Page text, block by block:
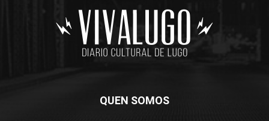
QUEN SOMOS